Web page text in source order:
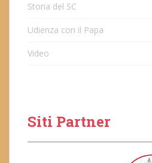
Storia del SC
Udienza con il Papa
Video
Siti Partner